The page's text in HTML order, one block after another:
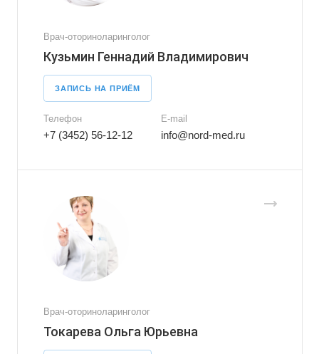
Врач-оториноларинголог
Кузьмин Геннадий Владимирович
ЗАПИСЬ НА ПРИЁМ
Телефон
+7 (3452) 56-12-12
E-mail
info@nord-med.ru
Врач-оториноларинголог
Токарева Ольга Юрьевна